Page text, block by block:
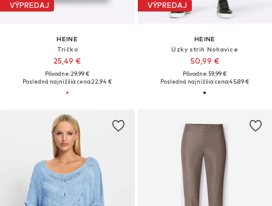
VÝPREDAJ
HEINE
Tričko
25,49 €
Pôvodne: 29,99 €
Posledná najnižšia cena:22,94 €
VÝPREDAJ
HEINE
Úzky strih Nohavice
50,99 €
Pôvodne: 59,99 €
Posledná najnižšia cena:45,89 €